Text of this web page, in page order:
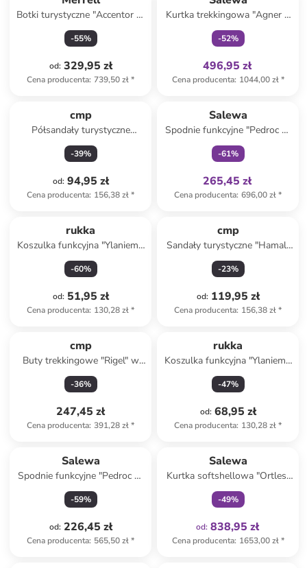
Botki turystyczne "Accentor 3"
w kolorze czarnym
-55%
od: 329,95 zł
Cena producenta: 739,50 zł*
Kurtka trekkingowa "Agner 2
3L Powertex" w kolorze
zielonym
-52%
496,95 zł
Cena producenta: 1044,00 zł*
cmp
Półsandały turystyczne
"Sahiph" w kolorze różowym
-39%
od: 94,95 zł
Cena producenta: 156,38 zł*
Salewa
Spodnie funkcyjne "Pedroc 2"
w kolorze jasnobrązowym
-61%
265,45 zł
Cena producenta: 696,00 zł*
rukka
Koszulka funkcyjna "Ylaniemi"
kolorze czarnym
-60%
od: 51,95 zł
Cena producenta: 130,28 zł*
cmp
Sandały turystyczne "Hamal"
w kolorze granatowym
-23%
od: 119,95 zł
Cena producenta: 156,38 zł*
cmp
Buty trekkingowe "Rigel" w
kolorze antracytowym
-36%
247,45 zł
Cena producenta: 391,28 zł*
rukka
Koszulka funkcyjna "Ylaniemi"
kolorze granatowym
-47%
od: 68,95 zł
Cena producenta: 130,28 zł*
Salewa
Spodnie funkcyjne "Pedroc 2"
w kolorze czerwonym
-59%
od: 226,45 zł
Cena producenta: 565,50 zł*
Salewa
Kurtka softshellowa "Ortles"
w kolorze czarnym
-49%
od: 838,95 zł
Cena producenta: 1653,00 zł*